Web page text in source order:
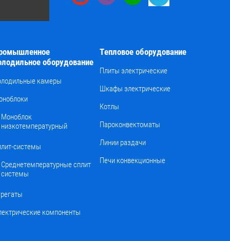
оборудование
камеры
Моноблок
низкотемпературный
системы
Среднетемпературные сплит
системы
компоненты
Тепловое оборудование
Плиты электрические
Шкафы электрические
Котлы
Пароконвектоматы
Линии раздачи
Печи конвекционные